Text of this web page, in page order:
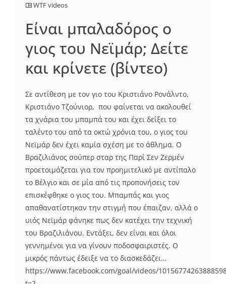
WTF videos
Eίναι μπαλαδόρος ο
γιος του Νεϊμάρ; Δείτε
και κρίνετε (βίντεο)
Σε αντίθεση με τον γιο του Κριστιάνο Ρονάλντο,
Κριστιάνο Τζούνιορ, που φαίνεται να ακολουθεί
τα χνάρια του μπαμπά του και έχει δείξει το
ταλέντο του από τα οκτώ χρόνια του, ο γιος του
Νεϊμάρ δεν έχει καμία σχέση με το άθλημα. Ο
Βραζιλιάνος σούπερ σταρ της Παρί Σεν Ζερμέν
προετοιμάζεται για τον προημιτελικό με αντίπαλο
το Βέλγιο και σε μία από τις προπονήσεις τον
επισκέφθηκε ο γιος του. Μπαμπάς και γιος
απαθανατίστηκαν την στιγμή που έπαιζαν, αλλά ο
υιός Νεϊμάρ φάνηκε πως δεν κατέχει την τεχνική
του Βραζιλιάνου. Εντάξει, δεν είναι και όλοι
γεννημένοι για να γίνουν ποδοσφαιριστές. Ο
μικρός πάντως έδειξε να το διασκεδάζει…
https://www.facebook.com/goal/videos/